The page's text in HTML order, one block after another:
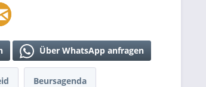
Über WhatsApp anfragen
Beursagenda